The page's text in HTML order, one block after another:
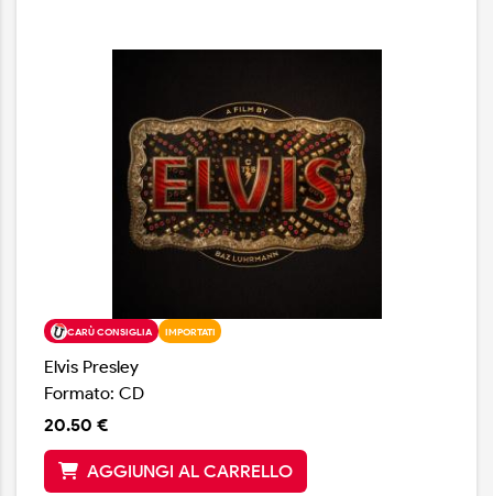
agli originali, le sue versioni sono intense e sentite.
CARÙ CONSIGLIA IMPORTATI
Elvis Presley
Formato: CD
20.50 €
AGGIUNGI AL CARRELLO